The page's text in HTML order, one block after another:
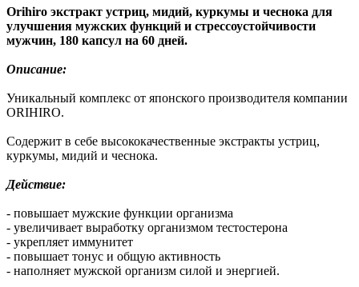
Orihiro экстракт устриц, мидий, куркумы и чеснока для
улучшения мужских функций и стрессоустойчивости
мужчин, 180 капсул на 60 дней.
Описание:
Уникальный комплекс от японского производителя компании
ORIHIRO.
Содержит в себе высококачественные экстракты устриц,
куркумы, мидий и чеснока.
Действие:
- повышает мужские функции организма
- увеличивает выработку организмом тестостерона
- укрепляет иммунитет
- повышает тонус и общую активность
- наполняет мужской организм силой и энергией.